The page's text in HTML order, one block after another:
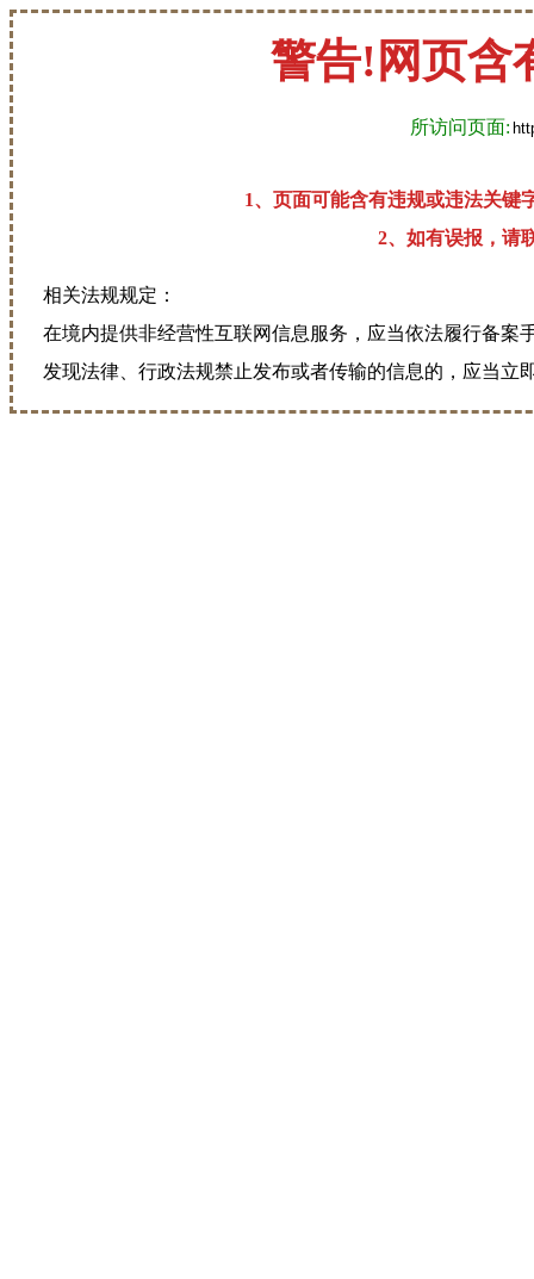
警告!网页含
所访问页面:
1、页面可能含有违规或违法关键
2、如有误报，请
相关法规规定：
在境内提供非经营性互联网信息服务，应当依法履行备案
发现法律、行政法规禁止发布或者传输的信息的，应当